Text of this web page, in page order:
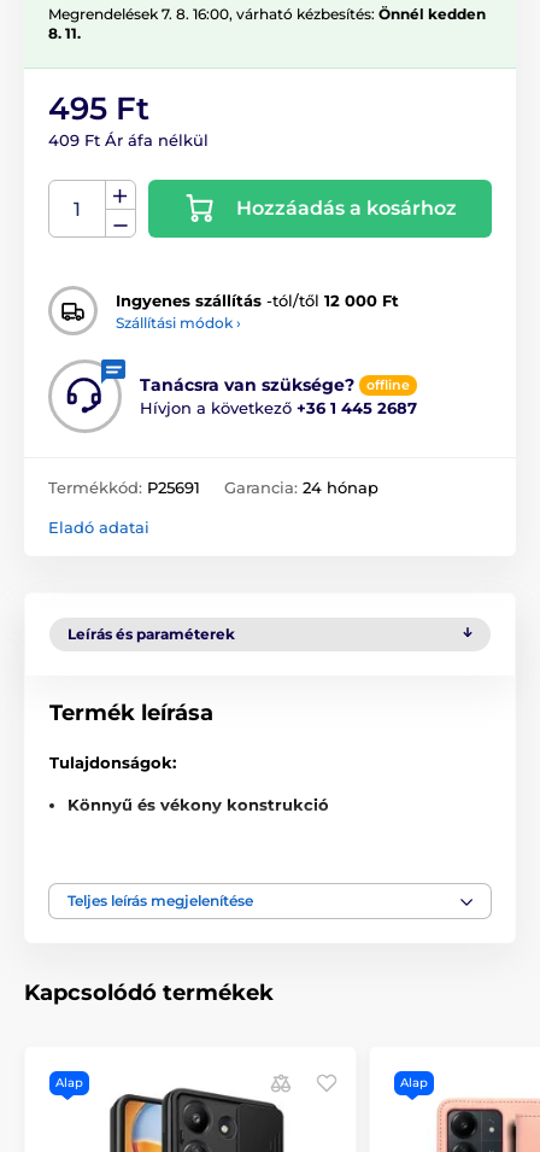
Megrendelések 7. 8. 16:00, várható kézbesítés: Önnél kedden
8. 11.
495 Ft
409 Ft Ár áfa nélkül
Hozzáadás a kosárhoz
Ingyenes szállítás -tól/től 12 000 Ft
Szállítási módok ›
Tanácsra van szüksége? offline
Hívjon a következő +36 1 445 2687
Termékkód: P25691 Garancia: 24 hónap
Eladó adatai
Leírás és paraméterek
Termék leírása
Tulajdonságok:
Könnyű és vékony konstrukció
Stílusosan tiszta fehér kivitel
Teljes leírás megjelenítése
Kapcsolódó termékek
Alap Alap